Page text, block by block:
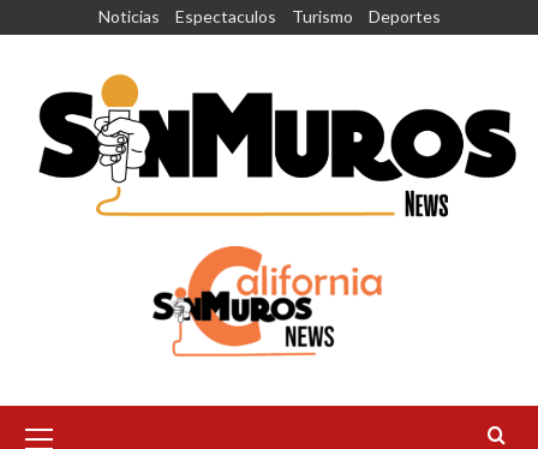
Noticias Espectaculos Turismo Deportes
principal